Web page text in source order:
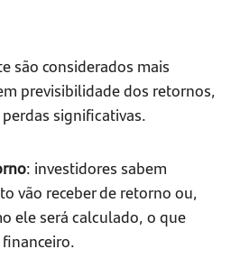
são considerados mais
previsibilidade dos retornos,
significativas.
: investidores sabem
vão receber de retorno ou,
ele será calculado, o que